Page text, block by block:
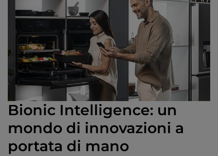
Bionic Intelligence: un
mondo di innovazioni a
portata di mano